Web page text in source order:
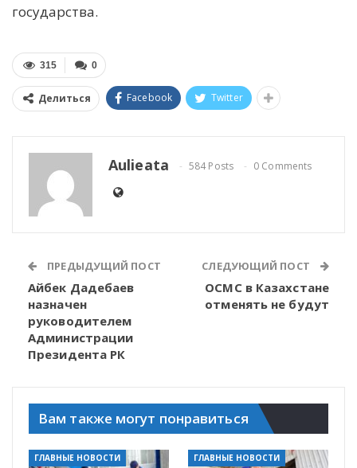
государства.
0
315
Делиться Facebook Twitter
Aulieata 584 Posts 0 Comments
ПРЕДЫДУЩИЙ ПОСТ
Айбек Дадебаев
назначен
руководителем
Администрации
Президента РК
СЛЕДУЮЩИЙ ПОСТ
ОСМС в Казахстане
отменять не будут
Вам также могут понравиться
ГЛАВНЫЕ НОВОСТИ ГЛАВНЫЕ НОВОСТИ